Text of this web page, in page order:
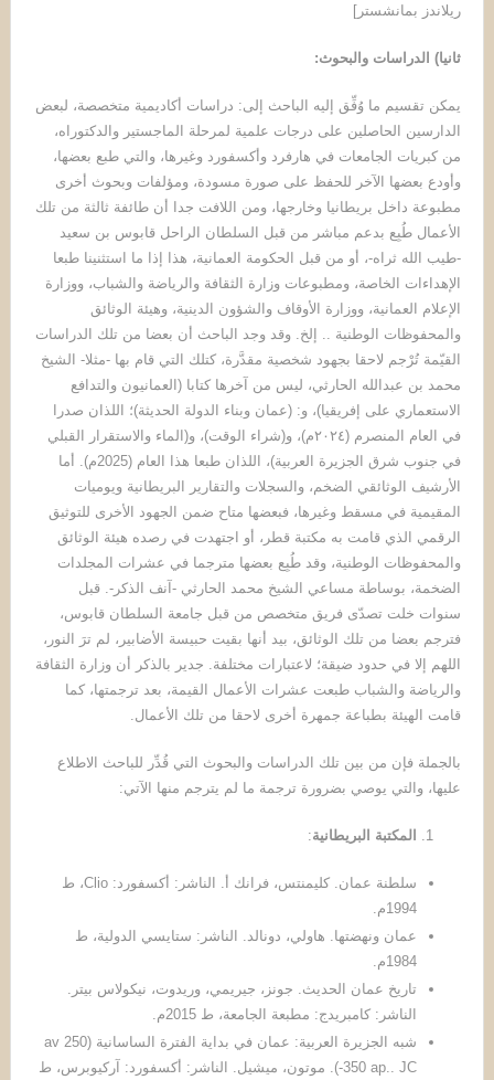
ريلاندز بمانشستر]
ثانيا)الدراسات والبحوث:
يمكن تقسيم ما وُفِّق إليه الباحث إلى: دراسات أكاديمية متخصصة، لبعض
الدارسين الحاصلين على درجات علمية لمرحلة الماجستير والدكتوراه،
من كبريات الجامعات في هارفرد وأكسفورد وغيرها، والتي طبع بعضها،
وأودع بعضها الآخر للحفظ على صورة مسودة، ومؤلفات وبحوث أخرى
مطبوعة داخل بريطانيا وخارجها، ومن اللافت جدا أن طائفة ثالثة من تلك
الأعمال طُبِع بدعم مباشر من قبل السلطان الراحل قابوس بن سعيد
-طيب الله ثراه-، أو من قبل الحكومة العمانية، هذا إذا ما استثنينا طبعا
الإهداءات الخاصة، ومطبوعات وزارة الثقافة والرياضة والشباب، ووزارة
الإعلام العمانية، ووزارة الأوقاف والشؤون الدينية، وهيئة الوثائق
والمحفوظات الوطنية .. إلخ. وقد وجد الباحث أن بعضا من تلك الدراسات
القيّمة تُرْجم لاحقا بجهود شخصية مقدَّرة، كتلك التي قام بها -مثلا- الشيخ
محمد بن عبدالله الحارثي، ليس من آخرها كتابا (العمانيون والتدافع
الاستعماري على إفريقيا)، و: (عمان وبناء الدولة الحديثة)؛ اللذان صدرا
في العام المنصرم (٢٠٢٤م)، و(شراء الوقت)، و(الماء والاستقرار القبلي
في جنوب شرق الجزيرة العربية)، اللذان طبعا هذا العام (2025م). أما
الأرشيف الوثائقي الضخم، والسجلات والتقارير البريطانية ويوميات
المقيمية في مسقط وغيرها، فبعضها متاح ضمن الجهود الأخرى للتوثيق
الرقمي الذي قامت به مكتبة قطر، أو اجتهدت في رصده هيئة الوثائق
والمحفوظات الوطنية، وقد طُبِع بعضها مترجما في عشرات المجلدات
الضخمة، بوساطة مساعي الشيخ محمد الحارثي -آنف الذكر-. قبل
سنوات خلت تصدّى فريق متخصص من قبل جامعة السلطان قابوس،
فترجم بعضا من تلك الوثائق، بيد أنها بقيت حبيسة الأضابير، لم ترَ النور،
اللهم إلا في حدود ضيقة؛ لاعتبارات مختلفة. جدير بالذكر أن وزارة الثقافة
والرياضة والشباب طبعت عشرات الأعمال القيمة، بعد ترجمتها، كما
قامت الهيئة بطباعة جمهرة أخرى لاحقا من تلك الأعمال.
بالجملة فإن من بين تلك الدراسات والبحوث التي قُدِّر للباحث الاطلاع
عليها، والتي يوصي بضرورة ترجمة ما لم يترجم منها الآتي:
المكتبة البريطانية:
سلطنة عمان. كليمنتس، فرانك أ. الناشر: أكسفورد: Clio، ط
1994م.
عمان ونهضتها. هاولي، دونالد. الناشر: ستايسي الدولية، ط
1984م.
تاريخ عمان الحديث. جونز، جيريمي، وريدوت، نيكولاس بيتر.
الناشر: كامبريدج: مطبعة الجامعة، ط 2015م.
شبه الجزيرة العربية: عمان في بداية الفترة الساسانية (250 av
-350 ap.. JC). موتون، ميشيل. الناشر: أكسفورد: آركيوبرس، ط